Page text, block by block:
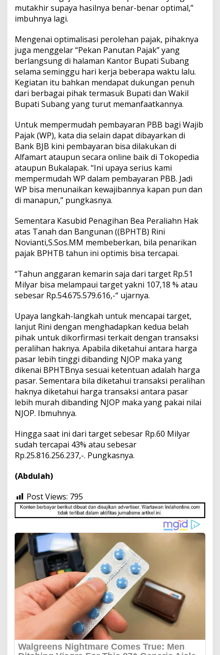
mutakhir supaya hasilnya benar-benar optimal,”
imbuhnya lagi.
Mengenai optimalisasi perolehan pajak, pihaknya
juga menggelar “Pekan Panutan Pajak” yang
berlangsung di halaman Kantor Bupati Subang
selama seminggu hari kerja beberapa waktu lalu.
Kegiatan itu bahkan mendapat dukungan penuh
dari berbagai pihak termasuk Bupati dan Wakil
Bupati Subang yang turut memanfaatkannya.
Untuk mempermudah pembayaran PBB bagi Wajib
Pajak (WP), kata dia selain dapat dibayarkan di
Bank BJB kini pembayaran bisa dilakukan di
Alfamart ataupun secara online baik di Tokopedia
ataupun Bukalapak. “Ini upaya serius kami
mempermudah WP dalam pembayaran PBB. Jadi
WP bisa menunaikan kewajibannya kapan pun dan
di manapun,” pungkasnya.
Sementara Kasubid Penagihan Bea Peraliahn Hak
atas Tanah dan Bangunan ((BPHTB) Rini
Novianti,S.Sos.MM membeberkan, bila penarikan
pajak BPHTB tahun ini optimis bisa tercapai.
“Tahun anggaran kemarin saja dari target Rp.51
Milyar bisa melampaui target yakni 107,18 % atau
sebesar Rp.54.675.579.616,-“ ujarnya.
Upaya langkah-langkah untuk mencapai target,
lanjut Rini dengan menghadapkan kedua belah
pihak untuk dikorfirmasi terkait dengan transaksi
peralihan haknya. Apabila diketahui antara harga
pasar lebih tinggi dibanding NJOP maka yang
dikenai BPHTBnya sesuai ketentuan adalah harga
pasar. Sementara bila diketahui transaksi peralihan
haknya diketahui harga transaksi antara pasar
lebih murah dibanding NJOP maka yang pakai nilai
NJOP. Ibmuhnya.
Hingga saat ini dari target sebesar Rp.60 Milyar
sudah tercapai 43% atau sebesar
Rp.25.816.256.237,-. Pungkasnya.
(Abdulah)
Post Views: 795